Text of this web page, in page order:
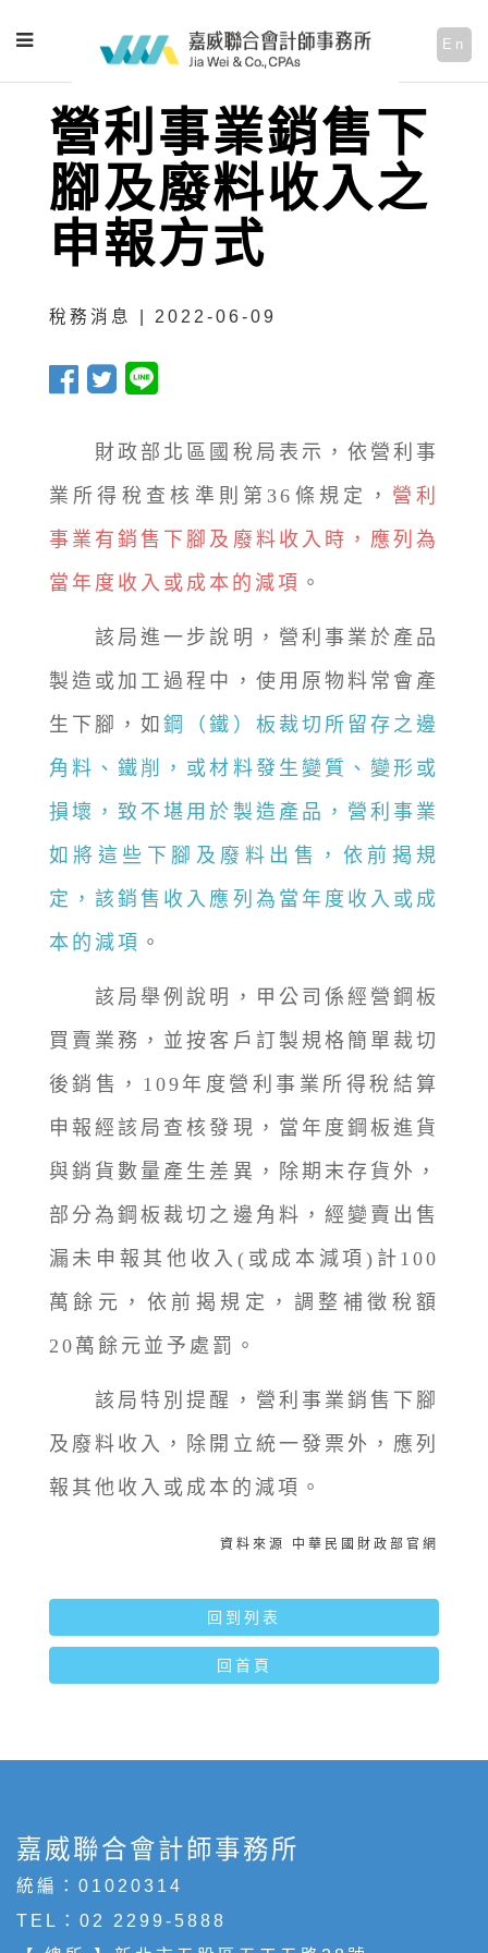
En
營利事業銷售下
腳及廢料收入之
申報方式
稅務消息 | 2022-06-09
財政部北區國稅局表示，依營利事
業所得稅查核準則第36條規定， 營利
事業有銷售下腳及廢料收入時，應列為
當年度收入或成本的減項 。
該局進一步說明，營利事業於產品
製造或加工過程中，使用原物料常會產
生下腳，如鋼（鐵）板裁切所留存之邊
角料、鐵削，或材料發生變質、變形或
損壞，致不堪用於製造產品，營利事業
如將這些下腳及廢料出售，依前揭規
定，該銷售收入應列為當年度收入或成
本的減項 。
該局舉例說明，甲公司係經營鋼板
買賣業務，並按客戶訂製規格簡單裁切
後銷售，109年度營利事業所得稅結算
申報經該局查核發現，當年度鋼板進貨
與銷貨數量產生差異，除期末存貨外，
部分為鋼板裁切之邊角料，經變賣出售
漏未申報其他收入(或成本減項)計100
萬餘元，依前揭規定，調整補徵稅額
20萬餘元並予處罰。
該局特別提醒，營利事業銷售下腳
及廢料收入，除開立統一發票外，應列
報其他收入或成本的減項。
資料來源 中華民國財政部官網
回到列表
回首頁
嘉威聯合會計師事務所
統編：01020314
TEL： 02 2299-5888